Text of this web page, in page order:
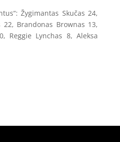
Žygimantas Skučas 24,
Brandonas Brownas 13,
Reggie Lynchas 8, Aleksa